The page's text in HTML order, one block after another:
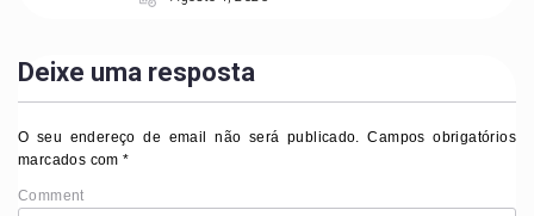
Deixe uma resposta
O seu endereço de email não será publicado. Campos obrigatórios
marcados com*
Comment